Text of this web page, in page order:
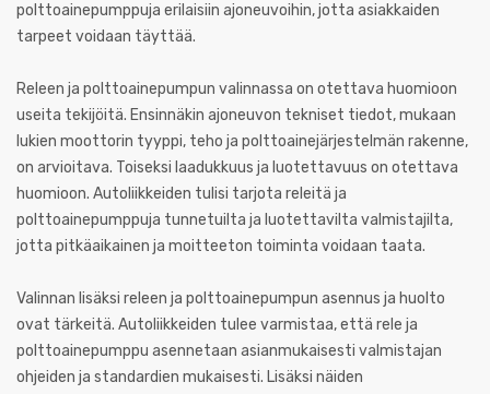
polttoainepumppuja erilaisiin ajoneuvoihin, jotta asiakkaiden
tarpeet voidaan täyttää.
Releen ja polttoainepumpun valinnassa on otettava huomioon
useita tekijöitä. Ensinnäkin ajoneuvon tekniset tiedot, mukaan
lukien moottorin tyyppi, teho ja polttoainejärjestelmän rakenne,
on arvioitava. Toiseksi laadukkuus ja luotettavuus on otettava
huomioon. Autoliikkeiden tulisi tarjota releitä ja
polttoainepumppuja tunnetuilta ja luotettavilta valmistajilta,
jotta pitkäaikainen ja moitteeton toiminta voidaan taata.
Valinnan lisäksi releen ja polttoainepumpun asennus ja huolto
ovat tärkeitä. Autoliikkeiden tulee varmistaa, että rele ja
polttoainepumppu asennetaan asianmukaisesti valmistajan
ohjeiden ja standardien mukaisesti. Lisäksi näiden